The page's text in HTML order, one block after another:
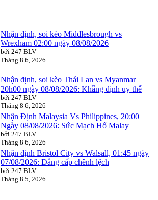
Nhận định, soi kèo Middlesbrough vs
Wrexham 02:00 ngày 08/08/2026
bởi 247 BLV
Tháng 8 6, 2026
Nhận định, soi kèo Thái Lan vs Myanmar
20h00 ngày 08/08/2026: Khẳng định uy thế
bởi 247 BLV
Tháng 8 6, 2026
Nhận Định Malaysia Vs Philippines, 20:00
Ngày 08/08/2026: Sức Mạch Hổ Malay
bởi 247 BLV
Tháng 8 6, 2026
Nhận định Bristol City vs Walsall, 01:45 ngày
07/08/2026: Đẳng cấp chênh lệch
bởi 247 BLV
Tháng 8 5, 2026